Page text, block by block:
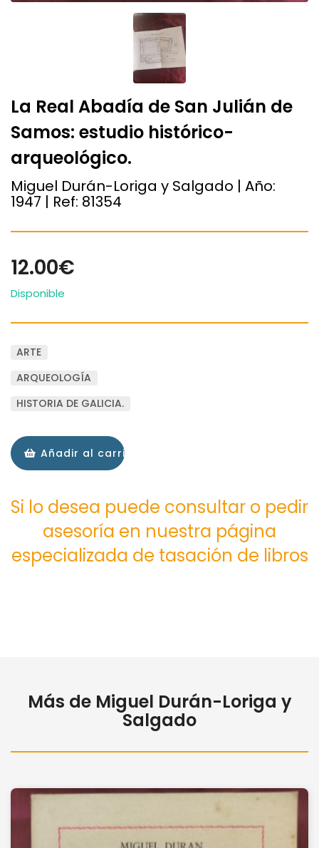
La Real Abadía de San Julián de
Samos: estudio histórico-
arqueológico.
Miguel Durán-Loriga y Salgado | Año:
1947 | Ref: 81354
12.00€
Disponible
ARTE
ARQUEOLOGÍA
HISTORIA DE GALICIA.
Añadir al carrito
Si lo desea puede consultar o pedir
asesoría en nuestra página
especializada de tasación de libros
Más de Miguel Durán-Loriga y
Salgado